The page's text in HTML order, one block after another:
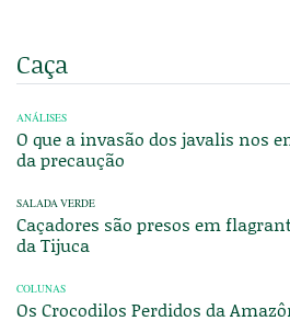
Caça
ANÁLISES
O que a invasão dos javalis nos
da precaução
SALADA VERDE
Caçadores são presos em
da Tijuca
COLUNAS
Os Crocodilos Perdidos da